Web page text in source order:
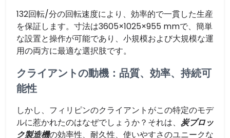
132回転/分の回転速度により、効率的で一貫した生産
を保証します。寸法は3605×1025×955 mmで、簡単
な設置と操作が可能であり、小規模および大規模な運
用の両方に最適な選択肢です。
クライアントの動機：品質、効率、持続可
能性
しかし、フィリピンのクライアントがこの特定のモデ
ルに惹かれたのはなぜでしょうか？それは、 炭ブロッ
ク製造機の効率性、耐久性、使いやすさのユニークな